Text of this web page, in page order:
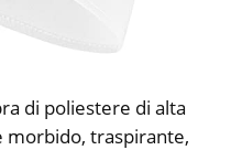
di poliestere di alta
morbido, traspirante,